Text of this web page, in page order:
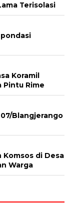
Terisolasi
Koramil
Pintu Rime
Blangjerango
Komsos di Desa
Warga